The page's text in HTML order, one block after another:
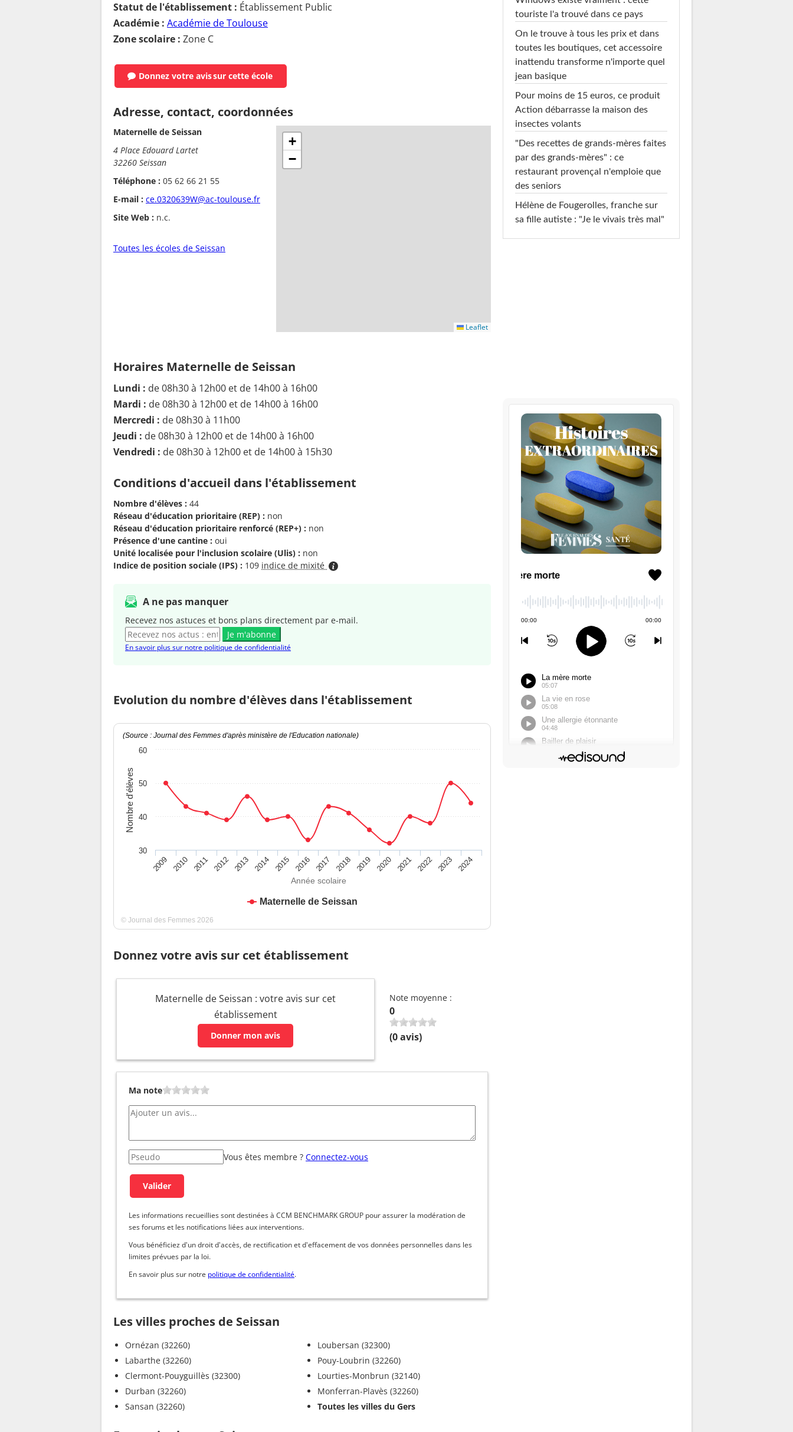
Statut de l'établissement : Établissement Public
Académie : Académie de Toulouse
Zone scolaire : Zone C
Donnez votre avissur cette école
Adresse, contact, coordonnées
Maternelle de Seissan
4 Place Edouard Lartet
32260 Seissan
Téléphone : 05 62 66 21 55
E-mail : ce.0320639W@ac-toulouse.fr
Site Web : n.c.
Toutes les écoles de Seissan
+
−
Leaflet
Horaires Maternelle de Seissan
Lundi : de 08h30 à 12h00 et de 14h00 à 16h00
Mardi : de 08h30 à 12h00 et de 14h00 à 16h00
Mercredi : de 08h30 à 11h00
Jeudi : de 08h30 à 12h00 et de 14h00 à 16h00
Vendredi : de 08h30 à 12h00 et de 14h00 à 15h30
Conditions d'accueil dans l'établissement
Nombre d'élèves : 44
Réseau d'éducation prioritaire (REP) : non
Réseau d'éducation prioritaire renforcé (REP+) : non
Présence d'une cantine : oui
Unité localisée pour l'inclusion scolaire (Ulis) : non
Indice de position sociale (IPS) : 109 indice de mixité
A ne pas manquer
Recevez nos astuces et bons plans directement par e-mail.
Je m'abonne
En savoir plus sur notre politique de confidentialité
Evolution du nombre d'élèves dans l'établissement
Année scolaire
Nombre d'élèves
(Source : Journal des Femmes d'après ministère de l'Education nationale)
Maternelle de Seissan
2009 2010 2011 2012 2013 2014 2015 2016 2017 2018 2019 2020 2021 2022 2023 2024
30
40
50
60
© Journal des Femmes 2026
Donnez votre avis sur cet établissement
Maternelle de Seissan : votre avis sur cet
établissement
Donner mon avis
Note moyenne :
0
(0avis)
Ma note
Vous êtes membre ? Connectez-vous
Les informations recueillies sont destinées à CCM BENCHMARK GROUP pour assurer la modération de
ses forums et les notifications liées aux interventions.
Vous bénéficiez d'un droit d'accès, de rectification et d'effacement de vos données personnelles dans les
limites prévues par la loi.
En savoir plus sur notre politique de confidentialité.
Les villes proches de Seissan
Ornézan (32260)
Labarthe (32260)
Clermont-Pouyguillès (32300)
Durban (32260)
Sansan (32260)
Loubersan (32300)
Pouy-Loubrin (32260)
Lourties-Monbrun (32140)
Monferran-Plavès (32260)
Toutes les villes du Gers
touriste l'a trouvé dans ce pays
On le trouve à tous les prix et dans
toutes les boutiques, cet accessoire
inattendu transforme n'importe quel
jean basique
Pour moins de 15 euros, ce produit
Action débarrasse la maison des
insectes volants
"Des recettes de grands-mères faites
par des grands-mères" : ce
restaurant provençal n'emploie que
des seniors
Hélène de Fougerolles, franche sur
sa fille autiste : "Je le vivais très mal"